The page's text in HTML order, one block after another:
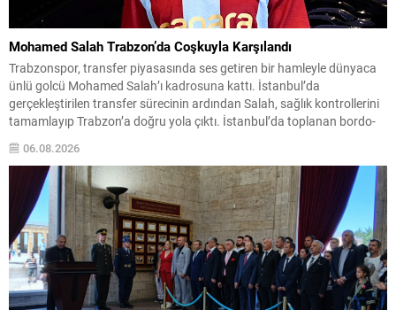
Mohamed Salah Trabzon’da Coşkuyla Karşılandı
Trabzonspor, transfer piyasasında ses getiren bir hamleyle dünyaca
ünlü golcü Mohamed Salah’ı kadrosuna kattı. İstanbul’da
gerçekleştirilen transfer sürecinin ardından Salah, sağlık kontrollerini
tamamlayıp Trabzon’a doğru yola çıktı. İstanbul’da toplanan bordo-
kulüp başkanı Ertuğrul Doğan ile birlikte Trabzon’a intikal etti.
Yolculuk ve karşılamada büyük...
06.08.2026